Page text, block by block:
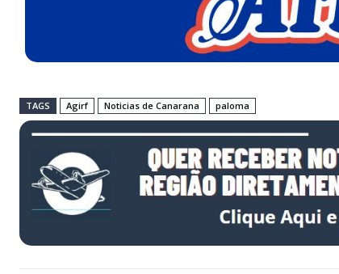
TAGS Agirf Noticias de Canarana paloma